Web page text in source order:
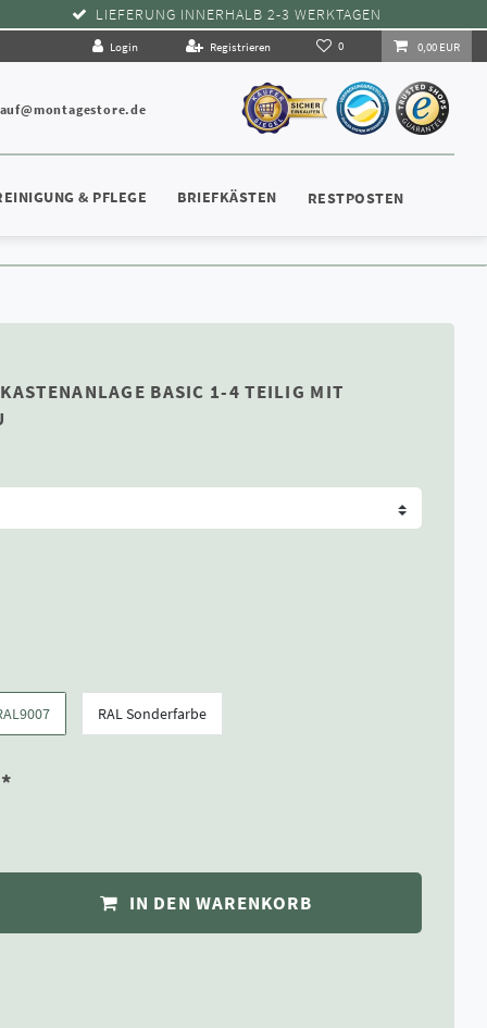
LIEFERUNG INNERHALB 2-3 WERKTAGEN
Login Registrieren 0 0,00 EUR
& PFLEGE BRIEFKÄSTEN RESTPOSTEN
BASIC 1-4 TEILIG MIT
RAL Sonderfarbe
*
IN DEN WARENKORB